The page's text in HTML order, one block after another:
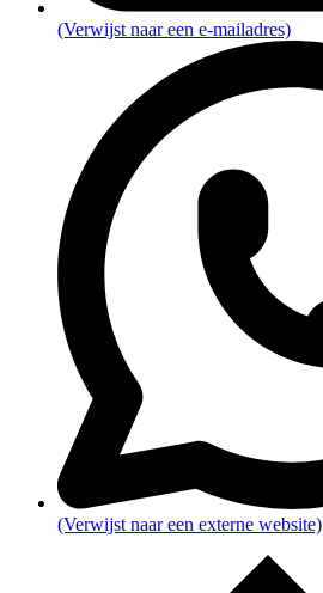
(Verwijst naar een e-mailadres)
(Verwijst naar een externe website)